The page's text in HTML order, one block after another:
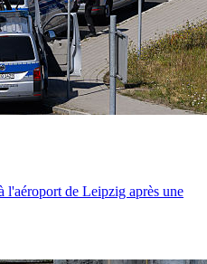
l'aéroport de Leipzig après une